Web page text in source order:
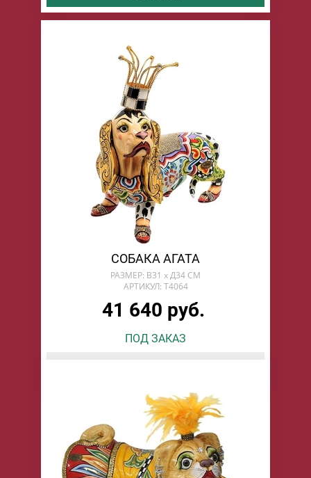
СОБАКА АГАТА
РАЗМЕР: В31 х Д34 СМ
АРТИКУЛ: T4064
41 640 руб.
ПОД ЗАКАЗ